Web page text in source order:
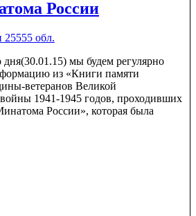
России
мы будем регулярно
из «Книги памяти
ветеранов Великой
1941-1945 годов, проходивших
России», которая была